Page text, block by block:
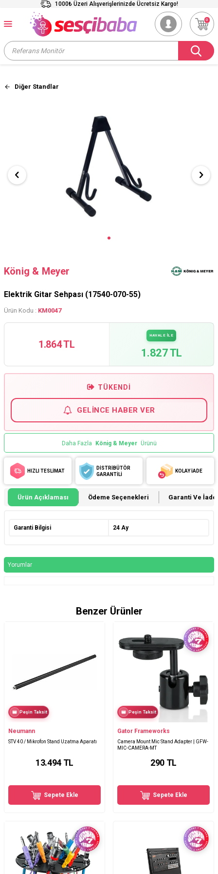
1000₺ Üzeri Alışverişlerinizde Ücretsiz Kargo!
0
Diğer Standlar
König & Meyer
Elektrik Gitar Sehpası (17540-070-55)
Ürün Kodu : KM0047
1.864 TL
HAVALE İLE
1.827 TL
TÜKENDI
GELINCE HABER VER
Daha Fazla König & Meyer Ürünü
HIZLI TESLİMAT
DİSTRİBÜTÖR
GARANTİLİ
KOLAY İADE
Ürün Açıklaması Ödeme Seçenekleri Garanti Ve İade
Garanti Bilgisi 24 Ay
Yorumlar
Benzer Ürünler
Peşin Taksit
Neumann
STV 40 / Mikrofon Stand Uzatma Aparatı
13.494TL
Sepete Ekle
Peşin Taksit
Gator Frameworks
Camera Mount Mic Stand Adapter | GFW-
MIC-CAMERA-MT
290 TL
Sepete Ekle